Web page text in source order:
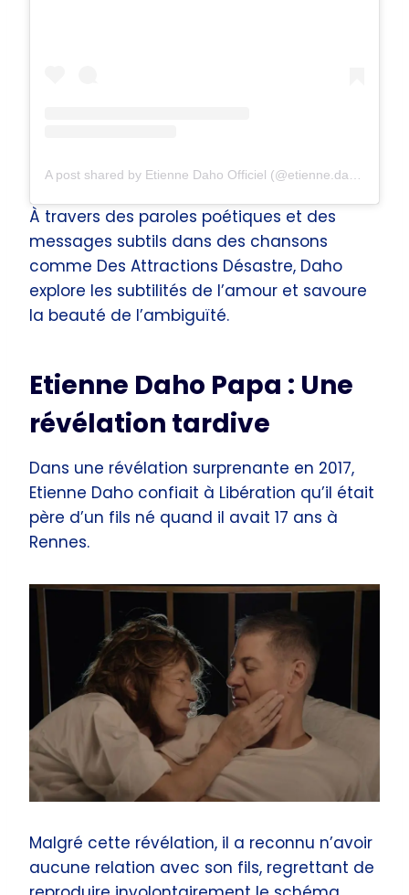
À travers des paroles poétiques et des
messages subtils dans des chansons
comme Des Attractions Désastre, Daho
explore les subtilités de l’amour et savoure
la beauté de l’ambiguïté.
Etienne Daho Papa : Une
révélation tardive
Dans une révélation surprenante en 2017,
Etienne Daho confiait à Libération qu’il était
père d’un fils né quand il avait 17 ans à
Rennes.
Malgré cette révélation, il a reconnu n’avoir
aucune relation avec son fils, regrettant de